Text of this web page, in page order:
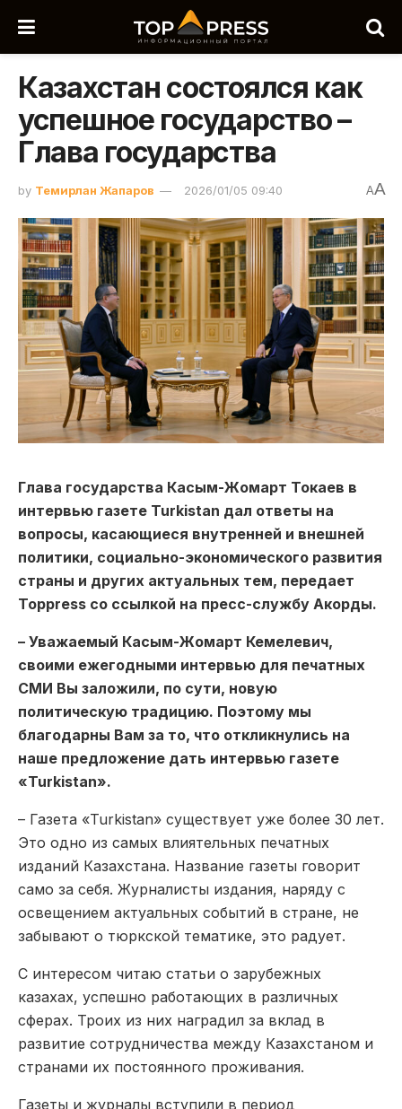
Казахстан состоялся как
успешное государство –
Глава государства
by Темирлан Жапаров 2026/01/05 09:40 AA
Глава государства Касым-Жомарт Токаев в
интервью газете Turkistan дал ответы на
вопросы, касающиеся внутренней и внешней
политики, социально-экономического развития
страны и других актуальных тем, передает
Toppress со ссылкой на пресс-службу Акорды.
– Уважаемый Касым-Жомарт Кемелевич,
своими ежегодными интервью для печатных
СМИ Вы заложили, по сути, новую
политическую традицию. Поэтому мы
благодарны Вам за то, что откликнулись на
наше предложение дать интервью газете
«Turkistan».
– Газета «Turkistan» существует уже более 30 лет.
Это одно из самых влиятельных печатных
изданий Казахстана. Название газеты говорит
само за себя. Журналисты издания, наряду с
освещением актуальных событий в стране, не
забывают о тюркской тематике, это радует.
С интересом читаю статьи о зарубежных
казахах, успешно работающих в различных
сферах. Троих из них наградил за вклад в
развитие сотрудничества между Казахстаном и
странами их постоянного проживания.
Газеты и журналы вступили в период